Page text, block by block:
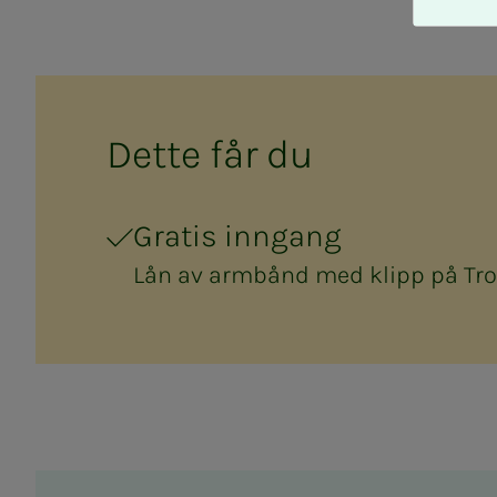
Det­­­te får du
Gratis inngang
Lån av armbånd med klipp på
v
i